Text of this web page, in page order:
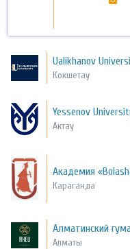
Ualikhanov
Кокшетау
Yessenov
Актау
Академия
Караганда
Алматинский
Алматы